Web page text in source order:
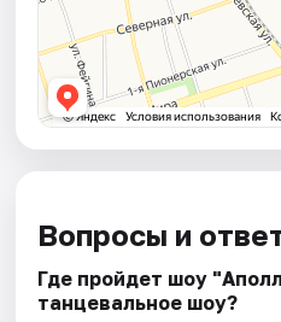
Вопросы и
Где пройдет шоу
танцевальное шоу?